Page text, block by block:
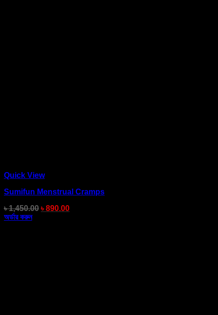
Quick View
Sumifun Menstrual Cramps
৳1,450.00 ৳890.00
অর্ডার করুন